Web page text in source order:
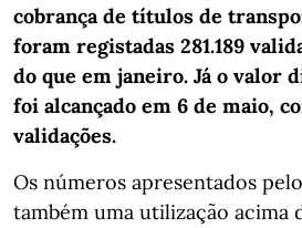
cobrança de títulos de
foram registadas 281.189
do que em janeiro. Já o valor
foi alcançado em 6 de maio,
validações.
Os números apresentados
também uma utilização acima